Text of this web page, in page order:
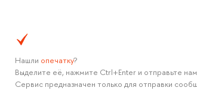
Нашли опечатку?
Выделите её, нажмите Ctrl+Enter и отправьте
Сервис предназначен только для отправки